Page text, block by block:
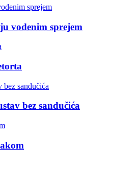
vodenim sprejem
bez sandučića